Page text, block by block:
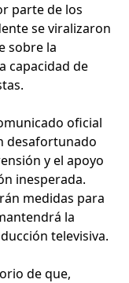
parte de los
se viralizaron
sobre la
capacidad de
oficial
desafortunado
y el apoyo
inesperada.
medidas para
la
televisiva.
de que,